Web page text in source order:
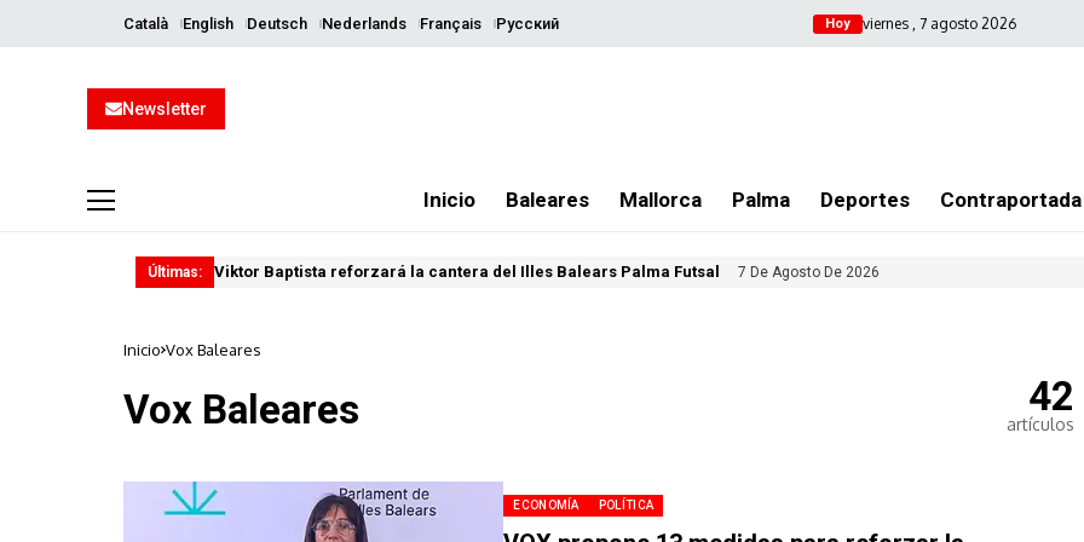
Català English Deutsch Nederlands Français Русский Hoy viernes , 7 agosto 2026
Newsletter
Inicio Baleares Mallorca Palma Deportes Contraportada
Últimas: Viktor Baptista reforzará la cantera del Illes Balears Palma Futsal 7 De Agosto De 2026
Inicio Vox Baleares
Vox Baleares 42
artículos
ECONOMÍA POLÍTICA